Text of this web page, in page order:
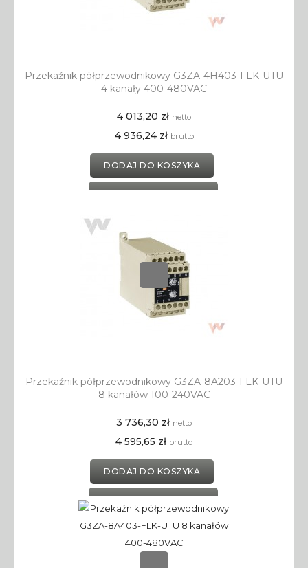
Przekaźnik półprzewodnikowy G3ZA-4H403-FLK-UTU
4 kanały 400-480VAC
4 013,20 zł netto
4 936,24 zł brutto
DODAJ DO KOSZYKA
DODAJ DO SCHOWKA
Przekaźnik półprzewodnikowy G3ZA-8A203-FLK-UTU
8 kanałów 100-240VAC
3 736,30 zł netto
4 595,65 zł brutto
DODAJ DO KOSZYKA
DODAJ DO SCHOWKA